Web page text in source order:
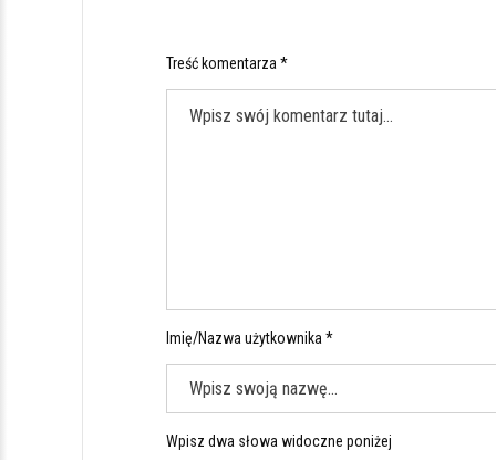
Treść komentarza *
Imię/Nazwa użytkownika *
Wpisz dwa słowa widoczne poniżej